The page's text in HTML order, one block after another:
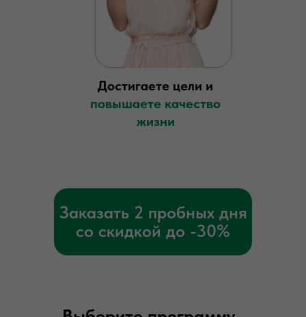
Достигаете цели и
повышаете качество
жизни
Заказать 2 пробных дня
со скидкой до -30%